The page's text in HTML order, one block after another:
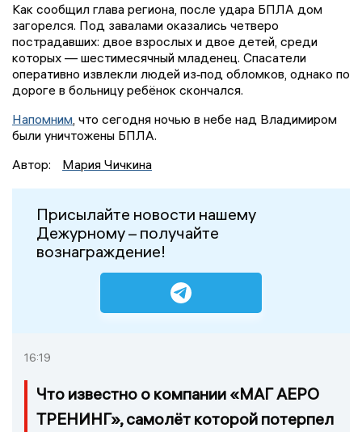
Как сообщил глава региона, после удара БПЛА дом
загорелся. Под завалами оказались четверо
пострадавших: двое взрослых и двое детей, среди
которых — шестимесячный младенец. Спасатели
оперативно извлекли людей из‑под обломков, однако по
дороге в больницу ребёнок скончался.
Напомним, что сегодня ночью в небе над Владимиром
были уничтожены БПЛА.
Автор:
Мария Чичкина
Присылайте новости нашему
Дежурному – получайте
вознаграждение!
16:19
Что известно о компании «МАГ АЕРО
ТРЕНИНГ», самолёт которой потерпел